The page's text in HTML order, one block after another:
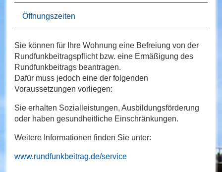
Öffnungszeiten
Sie können für Ihre Wohnung eine Befreiung von der
Rundfunkbeitragspflicht bzw. eine Ermäßigung des
Rundfunkbeitrags beantragen.
Dafür muss jedoch eine der folgenden
Voraussetzungen vorliegen:
Sie erhalten Sozialleistungen, Ausbildungsförderung
oder haben gesundheitliche Einschränkungen.
Weitere Informationen finden Sie unter:
www.rundfunkbeitrag.de/service